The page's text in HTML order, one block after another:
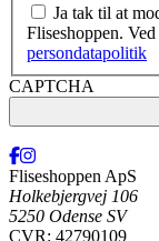
Ja tak til at
Fliseshoppen.
persondatapolitik
CAPTCHA
Fliseshoppen ApS
Holkebjergvej 106
5250 Odense SV
CVR: 42790109